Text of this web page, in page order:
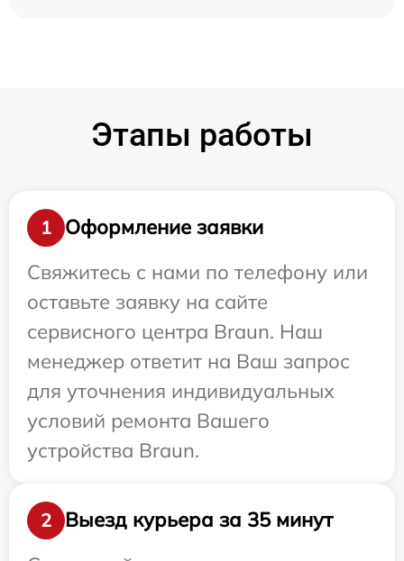
Этапы работы
1
Оформление заявки
Свяжитесь с нами по телефону или
оставьте заявку на сайте
сервисного центра Braun. Наш
менеджер ответит на Ваш запрос
для уточнения индивидуальных
условий ремонта Вашего
устройства Braun.
2
Выезд курьера за 35 минут